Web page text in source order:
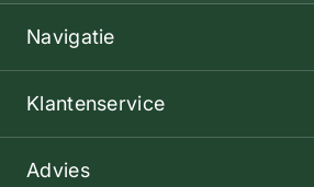
Navigatie
Klantenservice
Advies